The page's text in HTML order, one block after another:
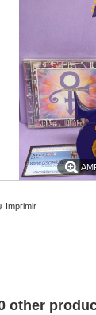
Imprimir
other